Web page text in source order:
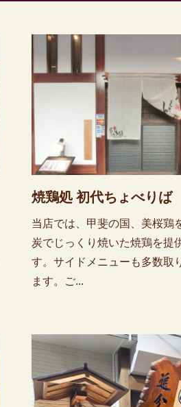
焼鶏処 初代ちょべりば
当店では、甲斐の国、美桜鶏
炭でじっくり焼いた焼鶏を提
す。サイドメニューも多数取
ます。ご...